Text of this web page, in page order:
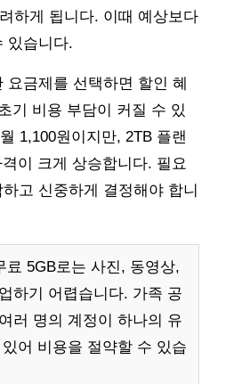
하게 됩니다. 이때 예상보다
있습니다.
금제를 선택하면 할인 혜
기 비용 부담이 커질 수 있
1,100원이지만, 2TB 플랜
이 크게 상승합니다. 필요
고 신중하게 결정해야 합니
료 5GB로는 사진, 동영상,
하기 어렵습니다. 가족 공
러 명의 계정이 하나의 유
어 비용을 절약할 수 있습